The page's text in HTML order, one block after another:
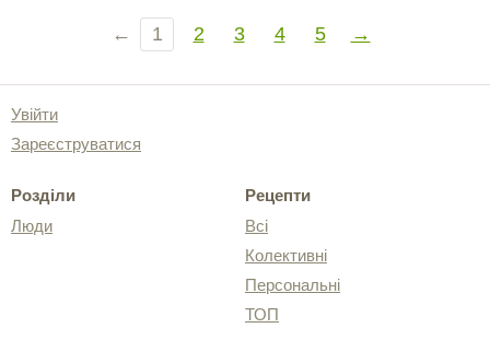
← 1 2 3 4 5 →
Увійти
Зареєструватися
Розділи
Люди
Рецепти
Всі
Колективні
Персональні
ТОП